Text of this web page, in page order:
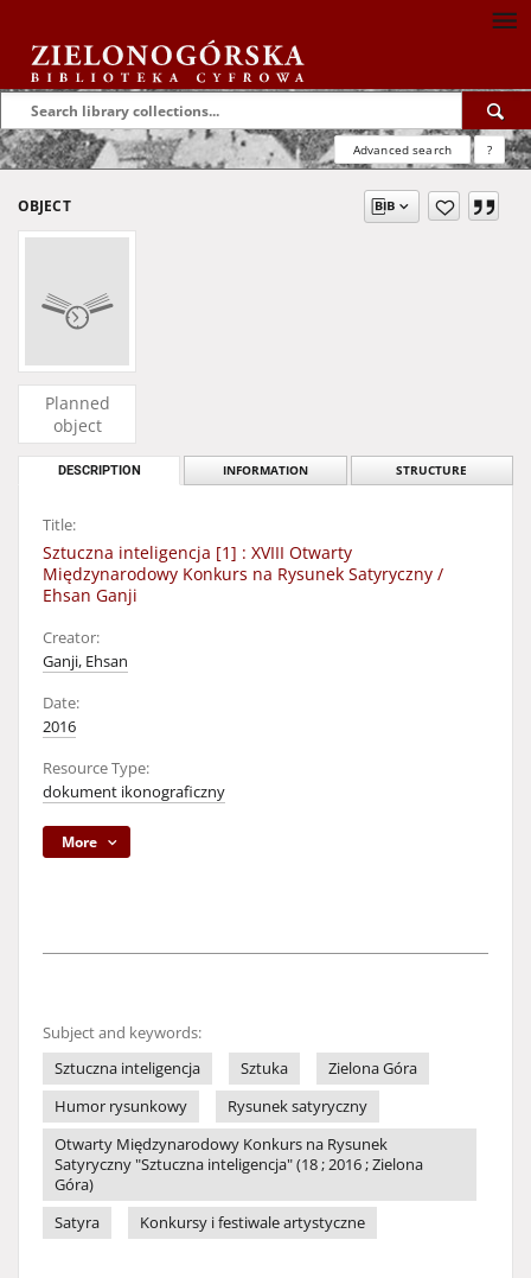
Advanced search ?
OBJECT
Planned
object
DESCRIPTION INFORMATION STRUCTURE
Title:
Sztuczna inteligencja [1] : XVIII Otwarty
Międzynarodowy Konkurs na Rysunek Satyryczny /
Ehsan Ganji
Creator:
Ganji, Ehsan
Date:
2016
Resource Type:
dokument ikonograficzny
More
Subject and keywords:
Sztuczna inteligencja
Sztuka
Zielona Góra
Humor rysunkowy
Rysunek satyryczny
Otwarty Międzynarodowy Konkurs na Rysunek
Satyryczny "Sztuczna inteligencja" (18 ; 2016 ; Zielona
Góra)
Satyra
Konkursy i festiwale artystyczne